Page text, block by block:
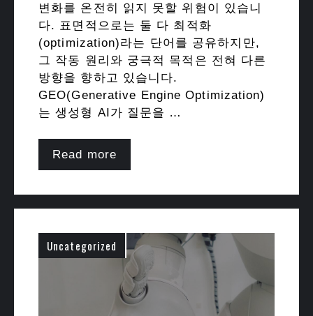
변화를 온전히 읽지 못할 위험이 있습니
다. 표면적으로는 둘 다 최적화
(optimization)라는 단어를 공유하지만,
그 작동 원리와 궁극적 목적은 전혀 다른
방향을 향하고 있습니다.
GEO(Generative Engine Optimization)
는 생성형 AI가 질문을 …
Read more
Uncategorized